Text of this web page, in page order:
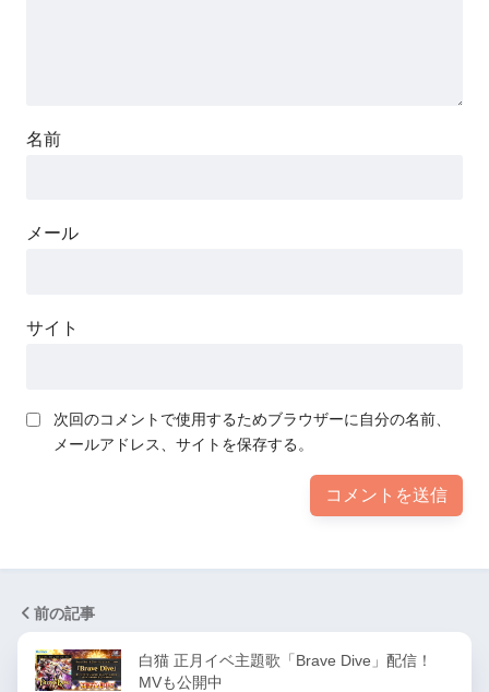
名前
メール
サイト
次回のコメントで使用するためブラウザーに自分の名前、
メールアドレス、サイトを保存する。
前の記事
白猫 正月イベ主題歌「Brave Dive」配信！
MVも公開中